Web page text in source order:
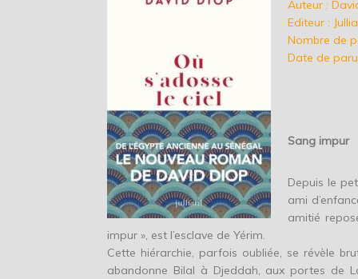
Auteur :
Editeur :
Nombre de
Date de
Sang impur
Depuis le
ami
amitié
impur », est l’esclave de Yérim.
Cette hiérarchie, parfois oubliée, se révèle
abandonne Bilal à Djeddah, aux portes de